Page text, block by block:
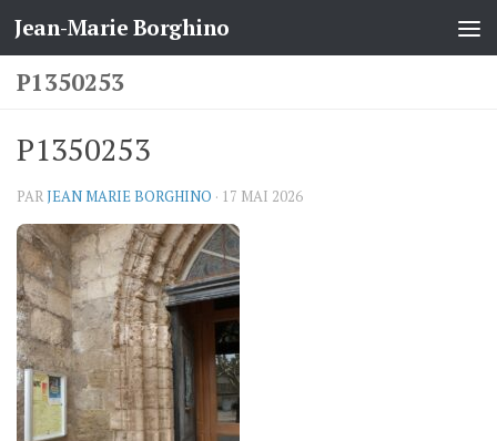
Skip to content
Jean-Marie Borghino
P1350253
P1350253
PARJEAN MARIE BORGHINO · 17 MAI 2026